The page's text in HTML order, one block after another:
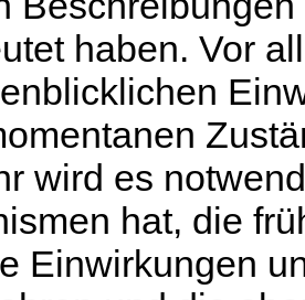
haben. Vor
wird es
hat, die
Einwirkungen